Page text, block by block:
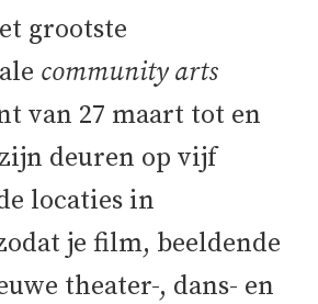
grootste
community arts
van 27 maart tot en
deuren op vijf
locaties in
je film, beeldende
theater-, dans- en